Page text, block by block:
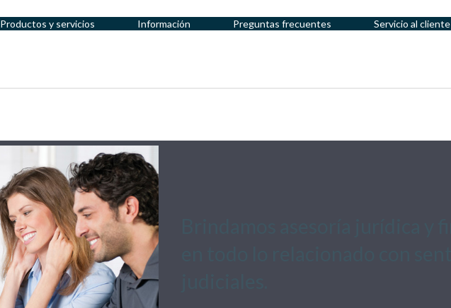
Productos y servicios Información Preguntas frecuentes Servicio al cliente